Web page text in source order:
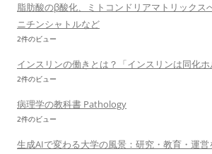
脂肪酸のβ酸化、ミトコンドリアマトリックス
ニチンシャトルなど
2件のビュー
インスリンの働きとは？「インスリンは同化ホ
2件のビュー
病理学の教科書 Pathology
2件のビュー
生成AIで変わる大学の風景：研究・教育・運